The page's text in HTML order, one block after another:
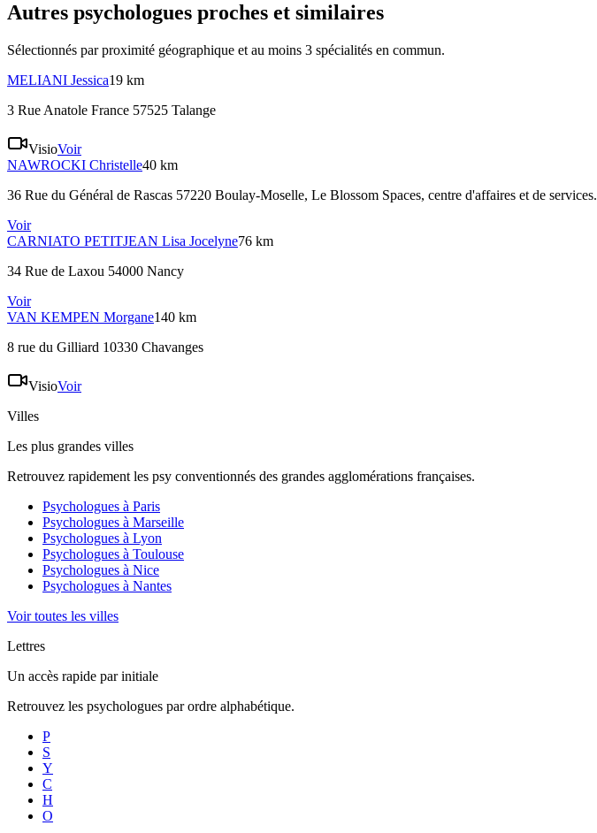
Autres psychologues proches et similaires
Sélectionnés par proximité géographique et au moins 3 spécialités en commun.
MELIANI Jessica19 km
3 Rue Anatole France 57525 Talange
VisioVoir
NAWROCKI Christelle40 km
36 Rue du Général de Rascas 57220 Boulay-Moselle, Le Blossom Spaces, centre d'affaires et de services.
Voir
CARNIATO PETITJEAN Lisa Jocelyne76 km
34 Rue de Laxou 54000 Nancy
Voir
VAN KEMPEN Morgane140 km
8 rue du Gilliard 10330 Chavanges
VisioVoir
Villes
Les plus grandes villes
Retrouvez rapidement les psy conventionnés des grandes agglomérations françaises.
Psychologues à Paris
Psychologues à Marseille
Psychologues à Lyon
Psychologues à Toulouse
Psychologues à Nice
Psychologues à Nantes
Voir toutes les villes
Lettres
Un accès rapide par initiale
Retrouvez les psychologues par ordre alphabétique.
P
S
Y
C
H
O